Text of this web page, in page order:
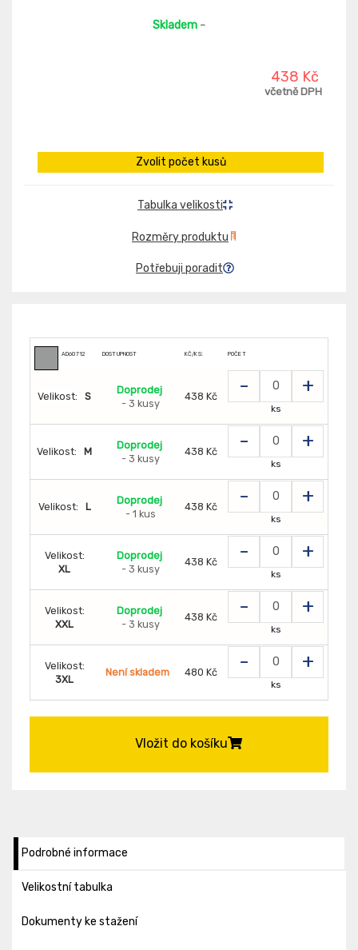
Skladem -
438 Kč
včetně DPH
Zvolit počet kusů
Tabulka velikosti
Rozměry produktu
Potřebuji poradit
AD60712 DOSTUPNOST KČ/KS: POČET
Velikost: S
Doprodej
- 3 kusy
438 Kč - +
ks
Velikost: M
Doprodej
- 3 kusy
438 Kč - +
ks
Velikost: L
Doprodej
- 1 kus
438 Kč - +
ks
Velikost:
XL
Doprodej
- 3 kusy
438 Kč - +
ks
Velikost:
XXL
Doprodej
- 3 kusy
438 Kč - +
ks
Velikost:
3XL
Není skladem 480 Kč - +
ks
Vložit do košíku
Podrobné informace
Velikostní tabulka
Dokumenty ke stažení